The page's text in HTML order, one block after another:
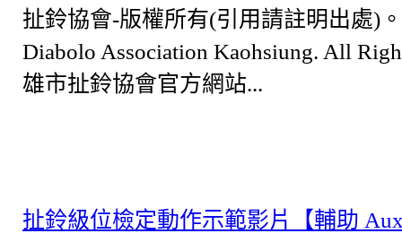
扯鈴協會-版權所有(引用請註明出處)
Diabolo Association Kaohsiung. All
雄市扯鈴協會官方網站...
扯鈴級位檢定動作示範影片【輔助